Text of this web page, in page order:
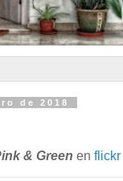
de 2018
& Green en flickr